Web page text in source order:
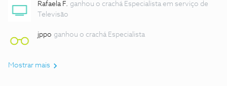
Rafaela F. ganhou o crachá Especialista em serviço de
Televisão
jppo ganhou o crachá Especialista
Mostrar mais